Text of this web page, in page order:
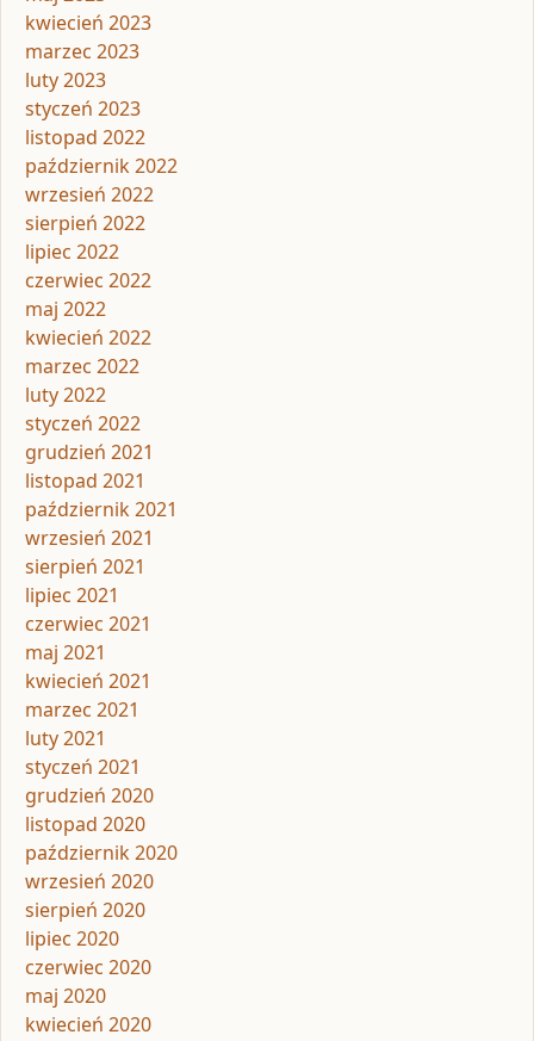
kwiecień 2023
marzec 2023
luty 2023
styczeń 2023
listopad 2022
październik 2022
wrzesień 2022
sierpień 2022
lipiec 2022
czerwiec 2022
maj 2022
kwiecień 2022
marzec 2022
luty 2022
styczeń 2022
grudzień 2021
listopad 2021
październik 2021
wrzesień 2021
sierpień 2021
lipiec 2021
czerwiec 2021
maj 2021
kwiecień 2021
marzec 2021
luty 2021
styczeń 2021
grudzień 2020
listopad 2020
październik 2020
wrzesień 2020
sierpień 2020
lipiec 2020
czerwiec 2020
maj 2020
kwiecień 2020